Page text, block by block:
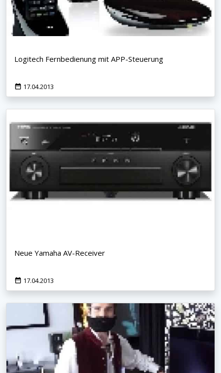
Logitech Fernbedienung mit APP-Steuerung
17.04.2013
Neue Yamaha AV-Receiver
17.04.2013